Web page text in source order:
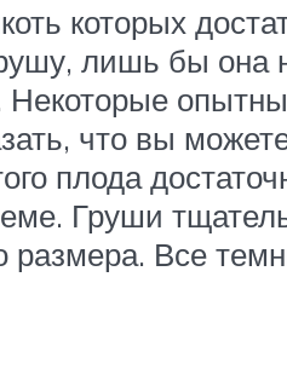
которых
лишь бы она
что вы
плода
Груши
размера. Все